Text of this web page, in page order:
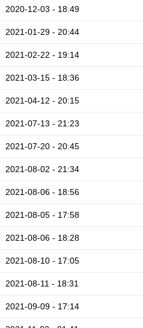
2020-12-03 - 18:49
2021-01-29 - 20:44
2021-02-22 - 19:14
2021-03-15 - 18:36
2021-04-12 - 20:15
2021-07-13 - 21:23
2021-07-20 - 20:45
2021-08-02 - 21:34
2021-08-06 - 18:56
2021-08-05 - 17:58
2021-08-06 - 18:28
2021-08-10 - 17:05
2021-08-11 - 18:31
2021-09-09 - 17:14